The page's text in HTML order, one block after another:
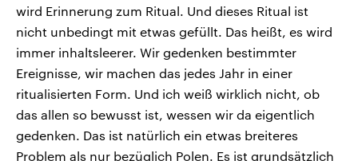
wird Erinnerung zum Ritual. Und dieses Ritual ist
nicht unbedingt mit etwas gefüllt. Das heißt, es wird
immer inhaltsleerer. Wir gedenken bestimmter
Ereignisse, wir machen das jedes Jahr in einer
ritualisierten Form. Und ich weiß wirklich nicht, ob
das allen so bewusst ist, wessen wir da eigentlich
gedenken. Das ist natürlich ein etwas breiteres
Problem als nur bezüglich Polen. Es ist grundsätzlich